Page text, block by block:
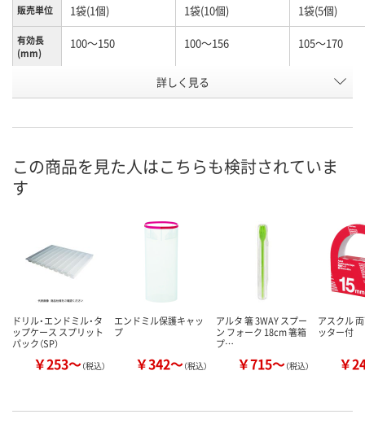
販売単位 1袋(1個) 1袋(10個) 1袋(5個)
有効長
(mm)
100～150 100～156 105～170
N261156 K960603
カゴへ カゴへ カ
詳しく見る
この商品を見た人はこちらも検討されていま
す
ドリル・エンドミル・タ
ップケース スプリット
パック（SP）
￥253～（税込）
エンドミル保護キャッ
プ
￥342～（税込）
アルタ 箸 3WAY スプー
ン フォーク 18cm 箸箱
プ…
￥715～（税込）
アスクル
ッター付
￥